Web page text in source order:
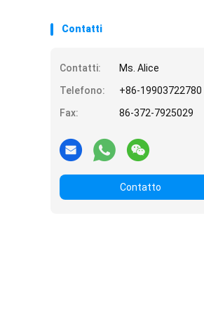
Contatti
Contatti:
Ms. Alice
Telefono:
+86-19903722780
Fax:
86-372-7925029
Contatto